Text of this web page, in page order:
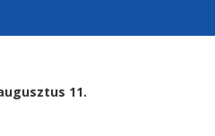
11.